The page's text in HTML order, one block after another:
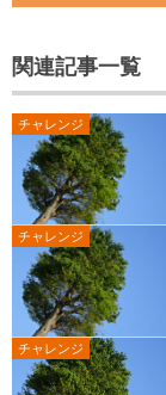
関連記事一覧
チャレンジ
チャレンジ
チャレンジ